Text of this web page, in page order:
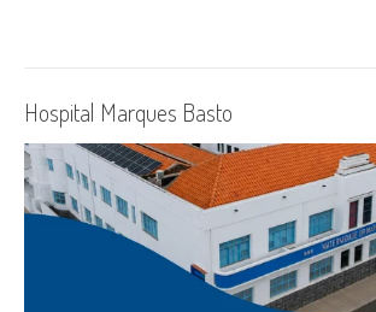
Hospital Marques Basto